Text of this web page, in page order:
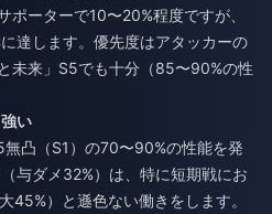
ーターで10〜20%程度ですが、
達します。優先度はアタッカーの
未来」S5でも十分（85〜90%の性
い
凸（S1）の70〜90%の性能を発
与ダメ32%）は、特に短期戦にお
45%）と遜色ない働きをします。